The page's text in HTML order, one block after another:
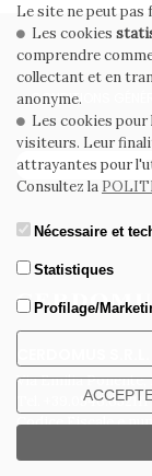
Via Emilia Ponente,
Tel.
Codice Fiscale e
02620780391 -
CONDITIONS
Le site ne peut
Les cookies
comprendre
collectant et en
anonyme.
Les cookies pour
visiteurs. Leur
attrayantes pour
Consultez la
Nécessaire et
Statistiques
Profilage/